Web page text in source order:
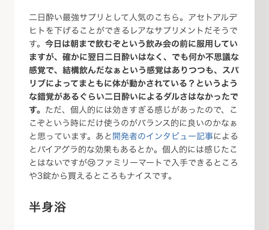
二日酔い最強サプリとして人気のこちら。アセトアルデ
ヒトを下げることができるレアなサプリメントだそうで
す。 今日は朝まで飲むぞという飲み会の前に服用してい
ますが、確かに翌日二日酔いはなく、でも何か不思議な
感覚で、結構飲んだなぁという感覚はありつつも、スパ
リブによってまともに体が動かされている？というよう
な錯覚があるぐらい二日酔いによるダルさはなかったで
す。 ただ、個人的には効きすぎる感じがあったので、こ
こぞという時にだけ使うのがバランス的に良いのかなぁ
と思っています。あと開発者のインタビュー記事による
とバイアグラ的な効果もあるとか。個人的には感じたこ
とはないですが😢ファミリーマートで入手できるところ
や3錠から買えるところもナイスです。
半身浴